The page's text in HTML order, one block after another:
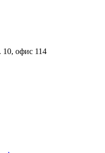
10, офис 114